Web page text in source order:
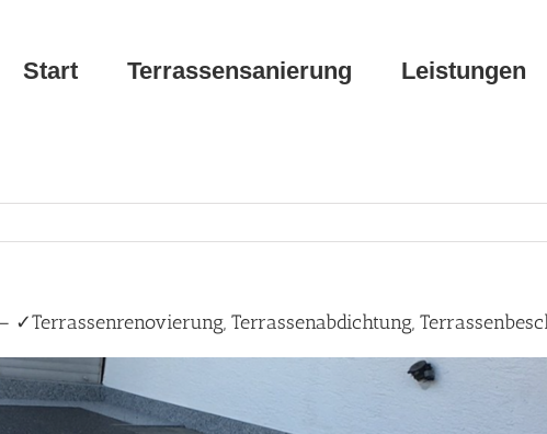
Start Terrassensanierung Leistungen
Terrassenabdichtung,